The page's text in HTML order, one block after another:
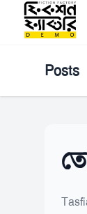
Posts